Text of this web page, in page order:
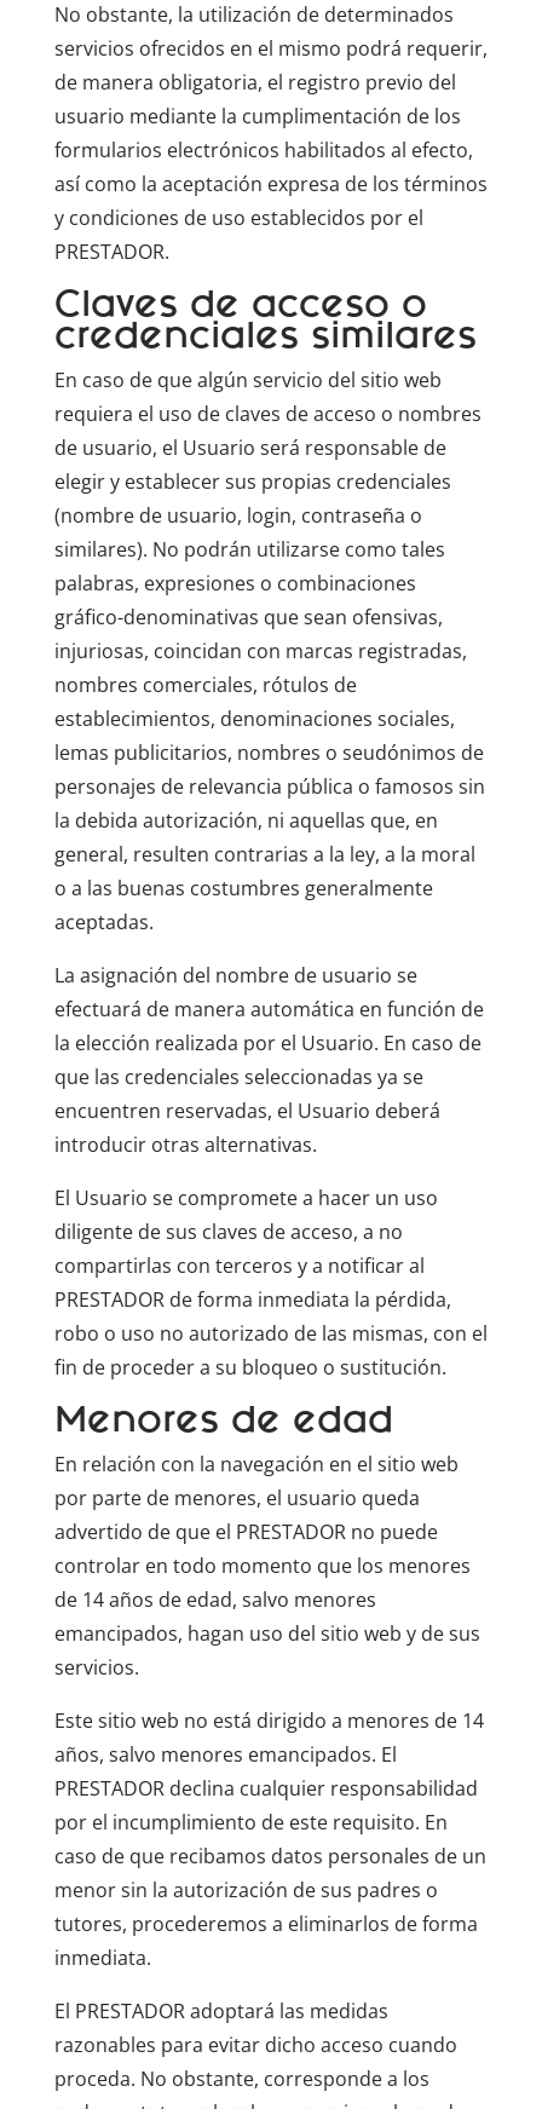
No obstante, la utilización de determinados
servicios ofrecidos en el mismo podrá requerir,
de manera obligatoria, el registro previo del
usuario mediante la cumplimentación de los
formularios electrónicos habilitados al efecto,
así como la aceptación expresa de los términos
y condiciones de uso establecidos por el
PRESTADOR.
Claves de acceso o
credenciales similares
En caso de que algún servicio del sitio web
requiera el uso de claves de acceso o nombres
de usuario, el Usuario será responsable de
elegir y establecer sus propias credenciales
(nombre de usuario, login, contraseña o
similares). No podrán utilizarse como tales
palabras, expresiones o combinaciones
gráfico-denominativas que sean ofensivas,
injuriosas, coincidan con marcas registradas,
nombres comerciales, rótulos de
establecimientos, denominaciones sociales,
lemas publicitarios, nombres o seudónimos de
personajes de relevancia pública o famosos sin
la debida autorización, ni aquellas que, en
general, resulten contrarias a la ley, a la moral
o a las buenas costumbres generalmente
aceptadas.
La asignación del nombre de usuario se
efectuará de manera automática en función de
la elección realizada por el Usuario. En caso de
que las credenciales seleccionadas ya se
encuentren reservadas, el Usuario deberá
introducir otras alternativas.
El Usuario se compromete a hacer un uso
diligente de sus claves de acceso, a no
compartirlas con terceros y a notificar al
PRESTADOR de forma inmediata la pérdida,
robo o uso no autorizado de las mismas, con el
fin de proceder a su bloqueo o sustitución.
Menores de edad
En relación con la navegación en el sitio web
por parte de menores, el usuario queda
advertido de que el PRESTADOR no puede
controlar en todo momento que los menores
de 14 años de edad, salvo menores
emancipados, hagan uso del sitio web y de sus
servicios.
Este sitio web no está dirigido a menores de 14
años, salvo menores emancipados. El
PRESTADOR declina cualquier responsabilidad
por el incumplimiento de este requisito. En
caso de que recibamos datos personales de un
menor sin la autorización de sus padres o
tutores, procederemos a eliminarlos de forma
inmediata.
El PRESTADOR adoptará las medidas
razonables para evitar dicho acceso cuando
proceda. No obstante, corresponde a los